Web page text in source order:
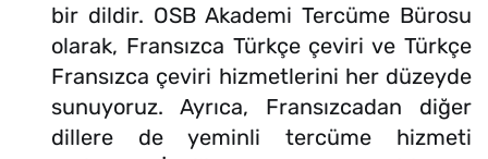
bir dildir. OSB Akademi Tercüme Bürosu
olarak, Fransızca Türkçe çeviri ve Türkçe
Fransızca çeviri hizmetlerini her düzeyde
sunuyoruz. Ayrıca, Fransızcadan diğer
dillere de yeminli tercüme hizmeti